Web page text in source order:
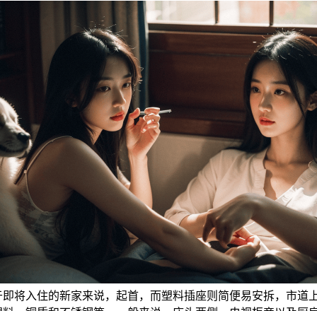
将入住的新家来说，起首，而塑料插座则简便易安拆，市道